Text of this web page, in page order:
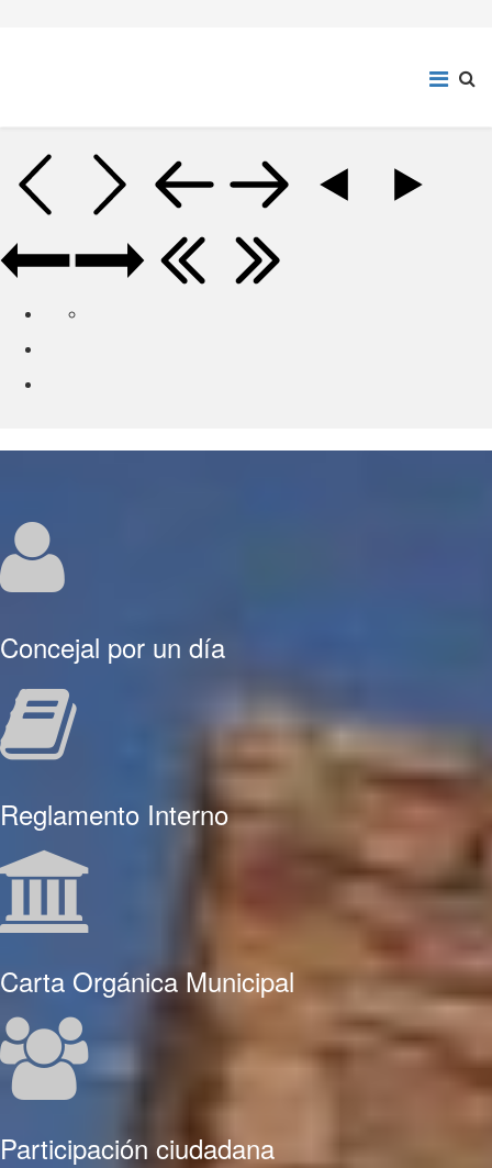
Concejal por un día
Reglamento Interno
Carta Orgánica Municipal
Participación ciudadana